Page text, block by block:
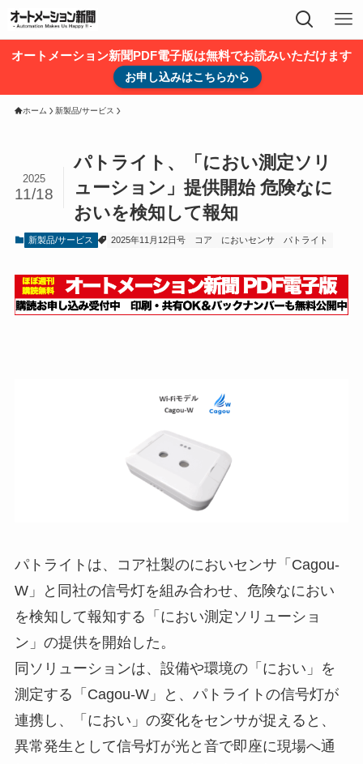
オートメーション新聞PDF電子版は無料でお読みいただけます
お申し込みはこちらから
ホーム 新製品/サービス
パトライト、「におい測定ソリ
ューション」提供開始 危険なに
おいを検知して報知
2025
11/18
新製品/サービス 2025年11月12日号 コア においセンサ パトライト
パトライトは、コア社製のにおいセンサ「Cagou-
W」と同社の信号灯を組み合わせ、危険なにおい
を検知して報知する「におい測定ソリューショ
ン」の提供を開始した。
同ソリューションは、設備や環境の「におい」を
測定する「Cagou-W」と、パトライトの信号灯が
連携し、「におい」の変化をセンサが捉えると、
異常発生として信号灯が光と音で即座に現場へ通